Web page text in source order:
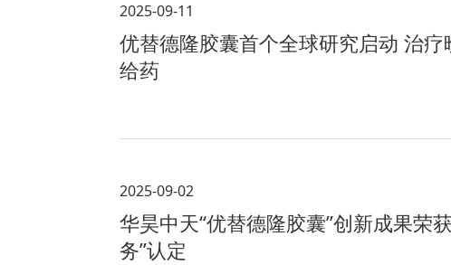
2025-09-11
优替德隆胶囊首个全球研究启动 治
给药
2025-09-02
华昊中天“优替德隆胶囊”创新成果荣
务”认定